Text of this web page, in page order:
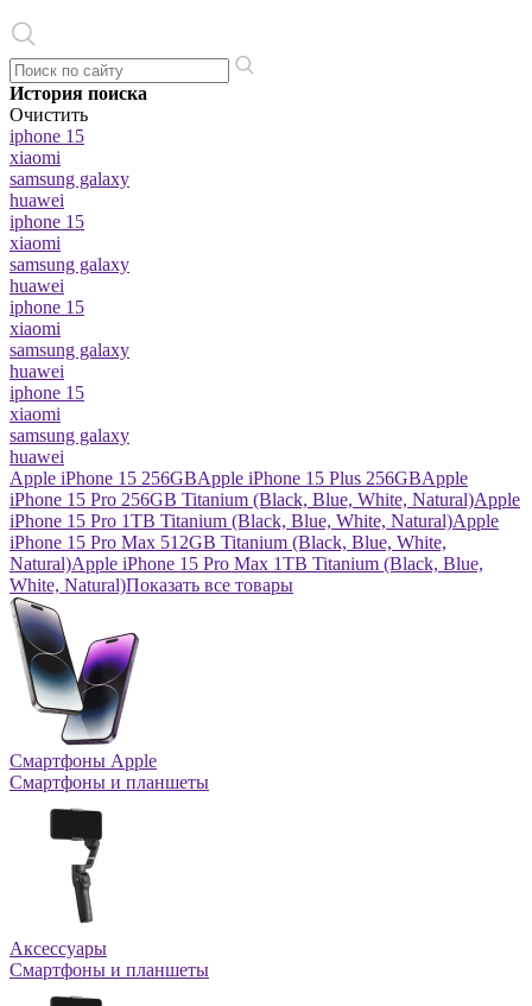
История поиска
Очистить
iphone 15
xiaomi
samsung galaxy
huawei
iphone 15
xiaomi
samsung galaxy
huawei
iphone 15
xiaomi
samsung galaxy
huawei
iphone 15
xiaomi
samsung galaxy
huawei
Apple iPhone 15 256GBApple iPhone 15 Plus 256GBApple
iPhone 15 Pro 256GB Titanium (Black, Blue, White, Natural)Apple
iPhone 15 Pro 1TB Titanium (Black, Blue, White, Natural)Apple
iPhone 15 Pro Max 512GB Titanium (Black, Blue, White,
Natural)Apple iPhone 15 Pro Max 1TB Titanium (Black, Blue,
White, Natural)Показать все товары
Смартфоны Apple
Смартфоны и планшеты
Аксессуары
Смартфоны и планшеты